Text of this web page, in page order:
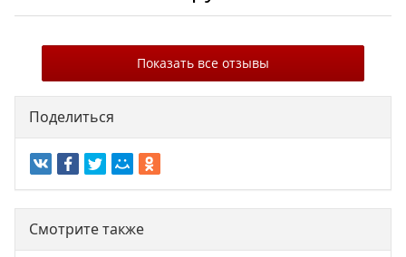
Показать все отзывы
Поделиться
Смотрите также